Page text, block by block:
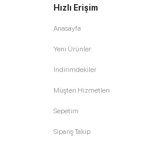
Hızlı Erişim
Anasayfa
Yeni Ürünler
İndirimdekiler
Müşteri Hizmetleri
Sepetim
Sipariş Takip